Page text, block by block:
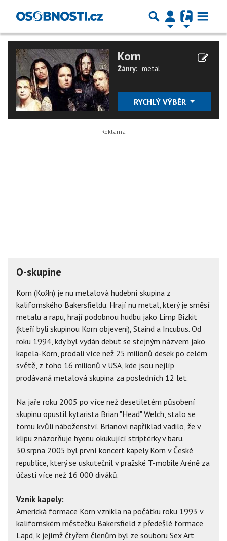
Korn
Žánry: metal
RYCHLÝ VÝBĚR
O-skupine
Korn (KoЯn) je nu metalová hudební skupina z
kalifornského Bakersfieldu. Hrají nu metal, který je směsí
metalu a rapu, hrají podobnou hudbu jako Limp Bizkit
(kteří byli skupinou Korn objeveni), Staind a Incubus. Od
roku 1994, kdy byl vydán debut se stejným názvem jako
kapela-Korn, prodali více než 25 milionů desek po celém
světě, z toho 16 milionů v USA, kde jsou nejlíp
prodávaná metalová skupina za posledních 12 let.
Na jaře roku 2005 po více než desetiletém působení
skupinu opustil kytarista Brian "Head" Welch, stalo se
tomu kvůli náboženství. Brianovi například vadilo, že v
klipu znázorňuje hyenu okukující striptérky v baru.
30.srpna 2005 byl první koncert kapely Korn v České
republice, který se uskutečnil v pražské T-mobile Aréně za
účasti více než 16 000 diváků.
Vznik kapely:
Americká formace Korn vznikla na počátku roku 1993 v
kalifornském městečku Bakersfield z předešlé formace
Lapd, k jejímž čtyřem členům byl ze souboru Sex Art